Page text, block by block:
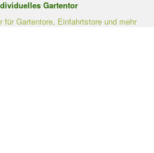
Gartentor
für Gartentore, Einfahrtstore und mehr